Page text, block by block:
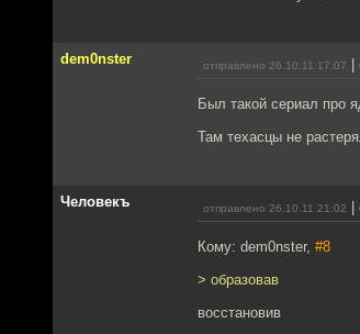
dem0nster отправлено 26.10.11 17:07
Был такой сериал про
Там техасцы не
Человекъ отправлено 26.10.11 21:02
Кому: dem0nster, #8
> образовав
восстановив